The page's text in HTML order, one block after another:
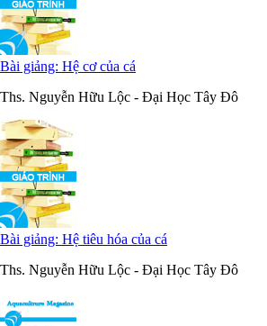
Bài giảng: Hệ cơ của cá
Ths. Nguyễn Hữu Lộc - Đại Học Tây Đô
Bài giảng: Hệ tiêu hóa của cá
Ths. Nguyễn Hữu Lộc - Đại Học Tây Đô